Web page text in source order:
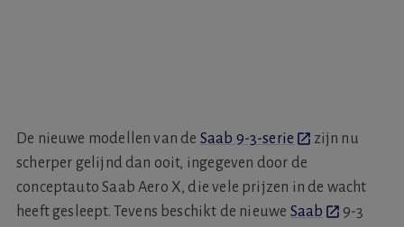
De nieuwe modellen van de Saab 9-3-serie
zijn nu
scherper gelijnd dan ooit, ingegeven door de
conceptauto Saab Aero X, die vele prijzen in de wacht
heeft gesleept. Tevens beschikt de nieuwe Saab
9-3